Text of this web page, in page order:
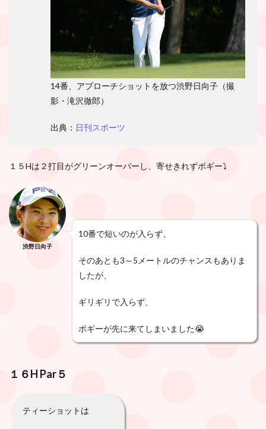
14番、アプローチショットを放つ渋野日向子（撮
影・滝沢徹郎）
出典： 日刊スポーツ
１５Hは２打目がグリーンオーバーし、寄せきれずボギー⤵️
渋野日向子
10番で短いのが入らず、
そのあとも3～5メートルのチャンスもありま
したが、
ギリギリで入らず、
ボギーが先に来てしまいました😭
１６H Par５
ティーショットは